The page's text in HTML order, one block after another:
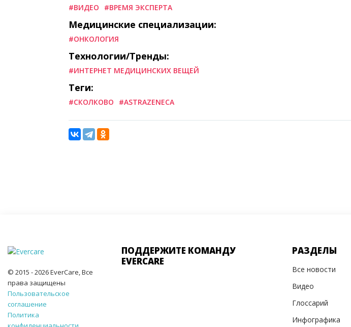
#ВИДЕО #ВРЕМЯ ЭКСПЕРТА
Медицинские специализации:
#ОНКОЛОГИЯ
Технологии/Тренды:
#ИНТЕРНЕТ МЕДИЦИНСКИХ ВЕЩЕЙ
Теги:
#СКОЛКОВО #ASTRAZENECA
© 2015 - 2026 EverCare, Все
права защищены
Пользовательское
соглашение
Политика
ПОДДЕРЖИТЕ КОМАНДУ
EVERCARE
РАЗДЕЛЫ
Все новости
Видео
Глоссарий
Инфографика